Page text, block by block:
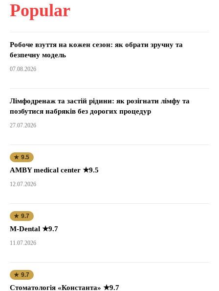
Popular
Робоче взуття на кожен сезон: як обрати зручну та
безпечну модель
07.08.2026
Лімфодренаж та застій рідини: як розігнати лімфу та
позбутися набряків без дорогих процедур
27.07.2026
★ 9.5
AMBY medical center ★9.5
12.07.2026
★ 9.7
M-Dental ★9.7
11.07.2026
★ 9.7
Стоматологія «Константа» ★9.7